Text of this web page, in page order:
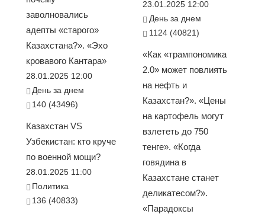
заволновались
адепты «старого»
Казахстана?». «Эхо
кровавого Кантара»
28.01.2025 12:00
День за днем
140 (43496)
Казахстан VS
Узбекистан: кто круче
по военной мощи?
28.01.2025 11:00
Политика
136 (40833)
23.01.2025 12:00
День за днем
1124 (40821)
«Как «трампономика
2.0» может повлиять
на нефть и
Казахстан?». «Цены
на картофель могут
взлететь до 750
тенге». «Когда
говядина в
Казахстане станет
деликатесом?».
«Парадоксы